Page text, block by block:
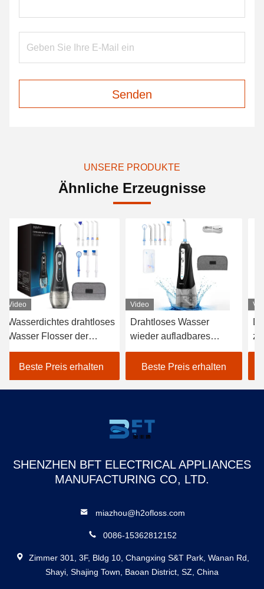
Senden
UNSERE PRODUKTE
Ähnliche Erzeugnisse
Video
Drahtloses Wasser
wieder aufladbares
tragbares Mund-Irrigator
Schwarzes Flosser
Beste Preis erhalten
Video
Drahtloses
zahnmedizinisches
Wasser Flosser, weißes
drahtloses ausgewähltes
Wasser Flosser FCC
Beste Preis erhalten
SHENZHEN BFT ELECTRICAL APPLIANCES
MANUFACTURING CO, LTD.
miazhou@h2ofloss.com
0086-15362812152
Zimmer 301, 3F, Bldg 10, Changxing S&T Park, Wanan Rd,
Shayi, Shajing Town, Baoan District, SZ, China